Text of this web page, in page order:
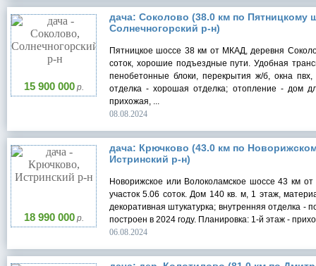
15 900 000р.
дача: Соколово (38.0 км по Пятницкому
Солнечногорский р-н)
Пятницкое шоссе 38 км от МКАД, деревня
соток, хорошие подъездные пути. Удобная
пенобетонные блоки, перекрытия ж/б, окна
отделка - хорошая отделка; отопление - дом
прихожая, ...
08.08.2024
18 990 000р.
дача: Крючково (43.0 км по
Истринский р-н)
Новорижское или Волоколамское шоссе 43 км
участок 5.06 соток. Дом 140 кв. м, 1 этаж,
декоративная штукатурка; внутренняя отделка -
построен в 2024 году. Планировка: 1-й этаж -
06.08.2024